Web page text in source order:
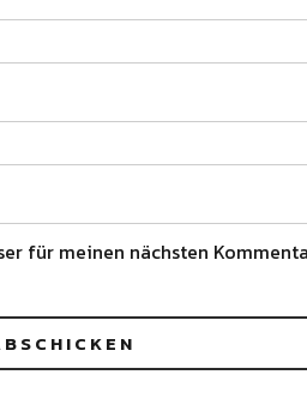
für meinen nächsten